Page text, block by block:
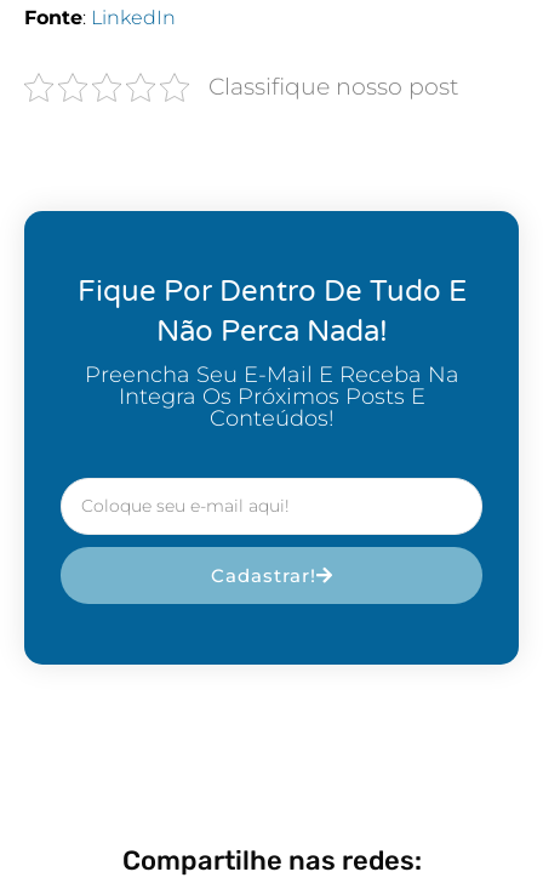
Fonte: LinkedIn
Classifique nosso post
Fique Por Dentro De Tudo E
Não Perca Nada!
Preencha Seu E-Mail E Receba Na
Integra Os Próximos Posts E
Conteúdos!
Cadastrar!
Compartilhe nas redes: